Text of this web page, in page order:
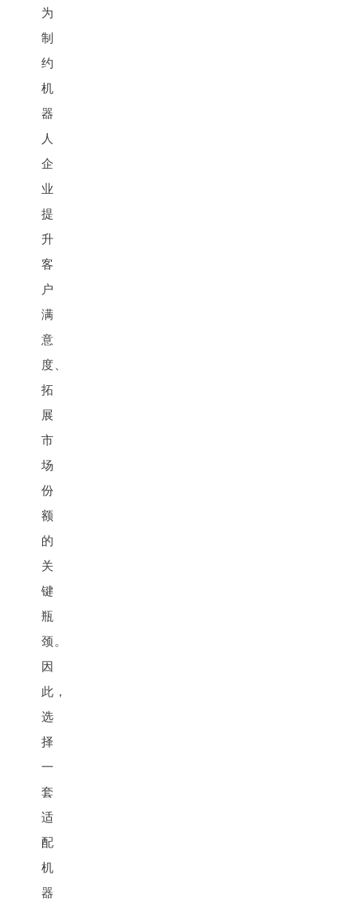
为
制
约
机
器
人
企
业
提
升
客
户
满
意
度、
拓
展
市
场
份
额
的
关
键
瓶
颈。
因
此，
选
择
一
套
适
配
机
器